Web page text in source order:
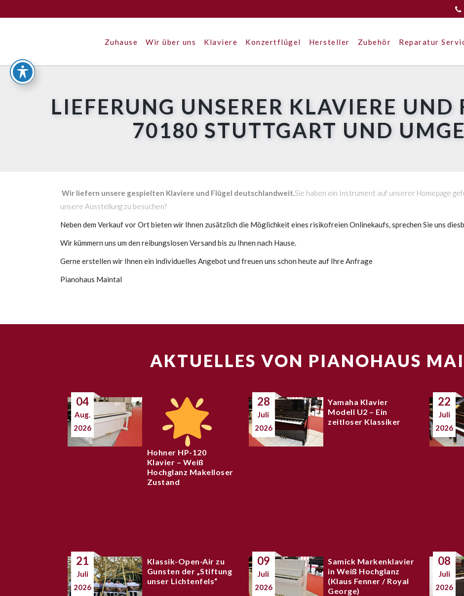
Zuhause Wir über uns Klaviere Konzertflügel Hersteller Zubehör Reparatur
LIEFERUNG UNSERER KLAVIERE UND
70180 STUTTGART UND
Wir liefern unsere gespielten Klaviere und Flügel deutschlandweit.Sie haben ein Instrument auf unserer Homepage
unsere Ausstellung zu besuchen?
Neben dem Verkauf vor Ort bieten wir Ihnen zusätzlich die Möglichkeit eines risikofreien Onlinekaufs, sprechen Sie uns
Wir kümmern uns um den reibungslosen Versand bis zu Ihnen nach Hause.
Gerne erstellen wir Ihnen ein individuelles Angebot und freuen uns schon heute auf Ihre Anfrage
Pianohaus Maintal
AKTUELLES VON PIANOHAUS
04
Aug.
2026
Hohner HP-120
Klavier – Weiß
Hochglanz Makelloser
Zustand
28
Juli
2026
Yamaha Klavier
Modell U2 – Ein
zeitloser Klassiker
22
Juli
2026
21
Juli
2026
Klassik-Open-Air zu
Gunsten der „Stiftung
unser Lichtenfels“
09
Juli
2026
Samick Markenklavier
in Weiß Hochglanz
(Klaus Fenner / Royal
George)
08
Juli
2026